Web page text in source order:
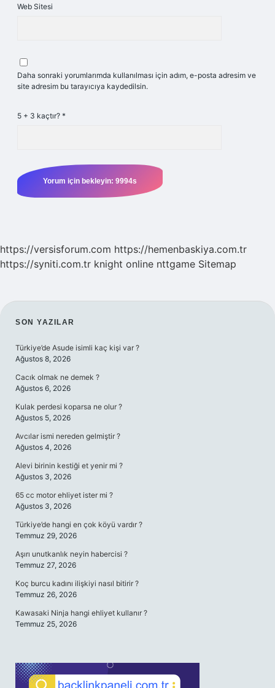
Web Sitesi
Daha sonraki yorumlarımda kullanılması için adım, e-posta adresim ve
site adresim bu tarayıcıya kaydedilsin.
5 + 3 kaçtır? *
https://versisforum.com https://hemenbaskiya.com.tr
https://syniti.com.tr knight online nttgame Sitemap
SIDEBAR
SON YAZILAR
Türkiye’de Asude isimli kaç kişi var ?
Ağustos 8, 2026
Cacık olmak ne demek ?
Ağustos 6, 2026
Kulak perdesi koparsa ne olur ?
Ağustos 5, 2026
Avcılar ismi nereden gelmiştir ?
Ağustos 4, 2026
Alevi birinin kestiği et yenir mi ?
Ağustos 3, 2026
65 cc motor ehliyet ister mi ?
Ağustos 3, 2026
Türkiye’de hangi en çok köyü vardır ?
Temmuz 29, 2026
Aşırı unutkanlık neyin habercisi ?
Temmuz 27, 2026
Koç burcu kadını ilişkiyi nasıl bitirir ?
Temmuz 26, 2026
Kawasaki Ninja hangi ehliyet kullanır ?
Temmuz 25, 2026